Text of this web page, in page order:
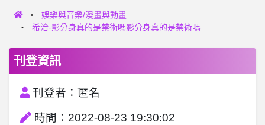
娛樂與音樂/漫畫與動畫
希洽-影分身真的是禁術嗎影分身真的是禁術嗎
刊登資訊
刊登者：匿名
時間：2022-08-23 19:30:02